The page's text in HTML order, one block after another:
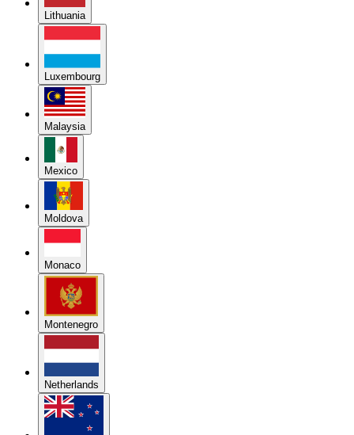
Lithuania
Luxembourg
Malaysia
Mexico
Moldova
Monaco
Montenegro
Netherlands